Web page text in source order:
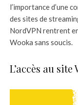
l’importance d’une
des sites de
NordVPN rentrent
Wooka sans soucis.
L’accès au site